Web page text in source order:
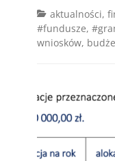
Categories
aktualności,
#fundusze,
wniosków,